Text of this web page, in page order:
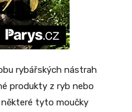
rybářských nástrah
produkty z ryb nebo
tyto moučky